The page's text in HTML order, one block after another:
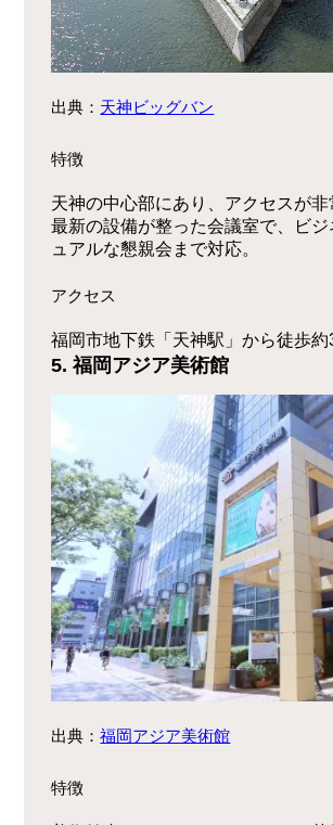
出典： 天神ビッグバン
特徴
天神の中心部にあり、アクセスが非
最新の設備が整った会議室で、ビ
ュアルな懇親会まで対応。
アクセス
福岡市地下鉄「天神駅」から徒歩約
5. 福岡アジア美術館
出典：福岡アジア美術館
特徴